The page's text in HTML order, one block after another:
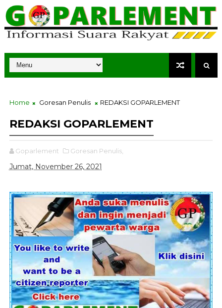
Home Goresan Penulis REDAKSI GOPARLEMENT
REDAKSI GOPARLEMENT
Goparlement Goresan Penulis,
Jumat, November 26, 2021